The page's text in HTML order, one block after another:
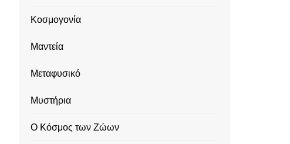
Κοσμογονία
Μαντεία
Μεταφυσικό
Μυστήρια
Ο Κόσμος των Ζώων